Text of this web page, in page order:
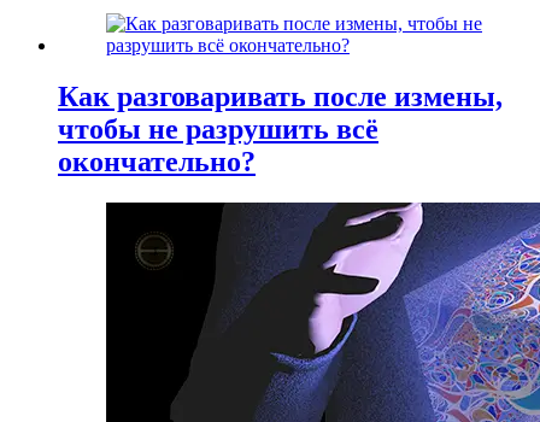
Как разговаривать после измены,
чтобы не разрушить всё
окончательно?